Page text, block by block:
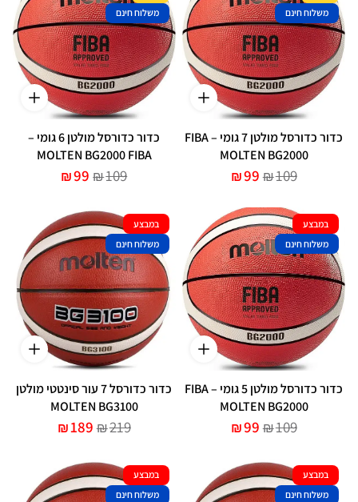
משלוח חינם
כדור כדורסל מולטן 7 גומי – FIBA
MOLTEN BG2000
₪99 ₪109
משלוח חינם
כדור כדורסל מולטן 6 גומי –
MOLTEN BG2000 FIBA
₪99 ₪109
במבצע
משלוח חינם
כדור כדורסל מולטן 5 גומי – FIBA
MOLTEN BG2000
₪99 ₪109
במבצע
משלוח חינם
כדור כדורסל 7 עור סינטטי מולטן
MOLTEN BG3100
₪189 ₪219
במבצע
משלוח חינם
במבצע
משלוח חינם